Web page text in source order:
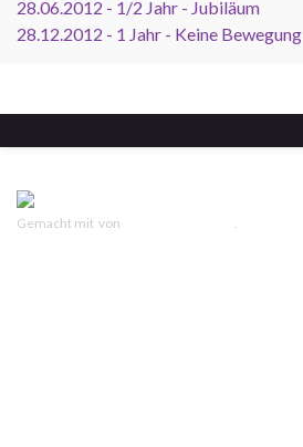
28.06.2012 - 1/2 Jahr - Jubiläum
28.12.2012 - 1 Jahr - Keine Bewegung
Gemacht mit von .